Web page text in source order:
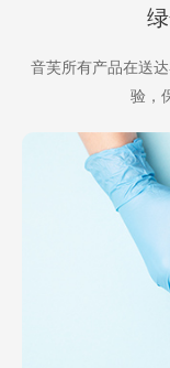
音芙所有产品在送
验，